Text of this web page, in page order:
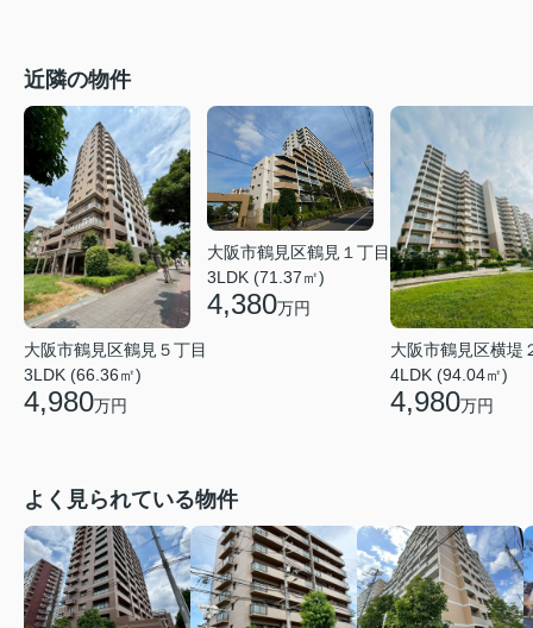
近隣の物件
大阪市鶴見区鶴見５丁目
3LDK (66.36㎡)
4,980万円
大阪市鶴見区鶴見１丁目
3LDK (71.37㎡)
4,380万円
大阪市鶴見区横堤
4LDK (94.04㎡)
4,980万円
よく見られている物件